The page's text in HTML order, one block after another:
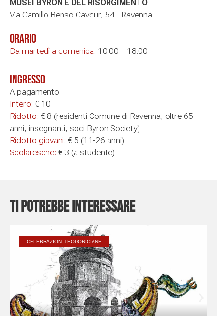
MUSEI BYRON E DEL RISORGIMENTO
Via Camillo Benso Cavour, 54 - Ravenna
Orario
Da martedì a domenica: 10.00 – 18.00
Ingresso
A pagamento
Intero: € 10
Ridotto: € 8 (residenti Comune di Ravenna, oltre 65
anni, insegnanti, soci Byron Society)
Ridotto giovani: € 5 (11-26 anni)
Scolaresche: € 3 (a studente)
Ti potrebbe interessare
CELEBRAZIONI TEODORICIANE